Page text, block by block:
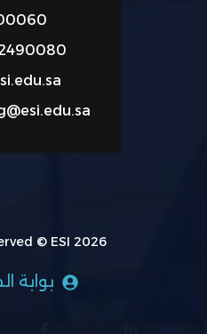
© ESI 2026
بوابة